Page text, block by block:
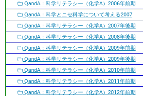
QandA：科学リテラシー（化学A）2006年前期
QandA：科学とニセ科学について考える2007
QandA：科学リテラシー（化学A）2007年後期
QandA：科学リテラシー（化学A）2008年後期
QandA：科学リテラシー（化学A）2009年前期
QandA：科学リテラシー（化学A）2009年後期
QandA：科学リテラシー（化学A）2010年前期
QandA：科学リテラシー（化学A）2011年前期
QandA：科学リテラシー（化学A）2012年前期